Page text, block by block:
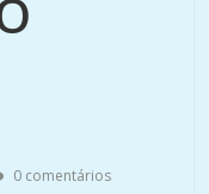
0 comentários